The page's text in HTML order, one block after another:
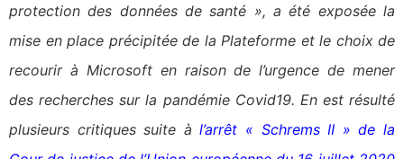
protection des données de santé », a été exposée la
mise en place précipitée de la Plateforme et le choix de
recourir à Microsoft en raison de l’urgence de mener
des recherches sur la pandémie Covid19. En est résulté
plusieurs critiques suite à l’arrêt « Schrems II » de la